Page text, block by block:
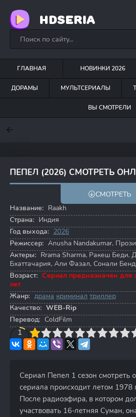
HDSERIA
ГЛАВНАЯ НОВИНКИ 2026
ДОРАМЫ МУЛЬТСЕРИАЛЫ
ВЫ СМОТРЕЛИ
ПЕПЕЛ (2026) СМОТРЕТЬ
СМОТРЕТЬ
Название: Raakh
Страна: Индия
Год выхода: 2026
Режиссер: Anusha Nandakumar,
Актеры: Rrama Sharma, Ракеш Беди,
Бхаттачария, Али Фазал, Сонали
Возраст: Сериал предназначен для
лет
Жанр: драма криминал триллер
Качество: WEB-Rip
Перевод: ColdFilm
1
4 6 7 8 9 10
Сериал Пепел 1 сезон смотреть
сериала происходит летом 1978
После радиоэфира, в котором
участвовать 16-летняя Суман,